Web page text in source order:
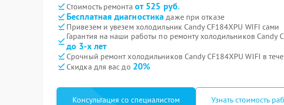
Стоимость ремонта от 525 руб.
Бесплатная диагностика даже при отказе
Привезем и увезем холодильник Candy CF184XPU WIFI сами
Гарантия на наши работы по ремонту холодильников Candy
до 3-х лет
Срочный ремонт холодильников Candy CF184XPU WIFI в
Скидка для вас до 20%
Консультация со специалистом Узнать стоимость